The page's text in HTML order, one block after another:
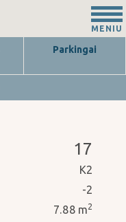
MENIU
Parkingai
17
K2
-2
7.88 m2